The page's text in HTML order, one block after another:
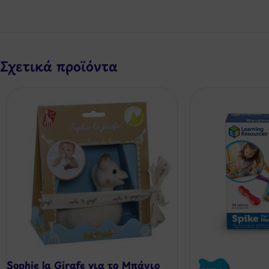
Σχετικά προϊόντα
Sophie la Girafe για το Μπάνιο